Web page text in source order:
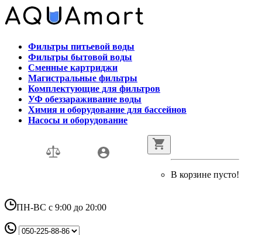
Фильтры питьевой воды
Фильтры бытовой воды
Сменные картриджи
Магистральные фильтры
Комплектующие для фильтров
УФ обеззараживание воды
Химия и оборудование для бассейнов
Насосы и оборудование
В корзине пусто!
ПН-ВС с 9:00 до 20:00